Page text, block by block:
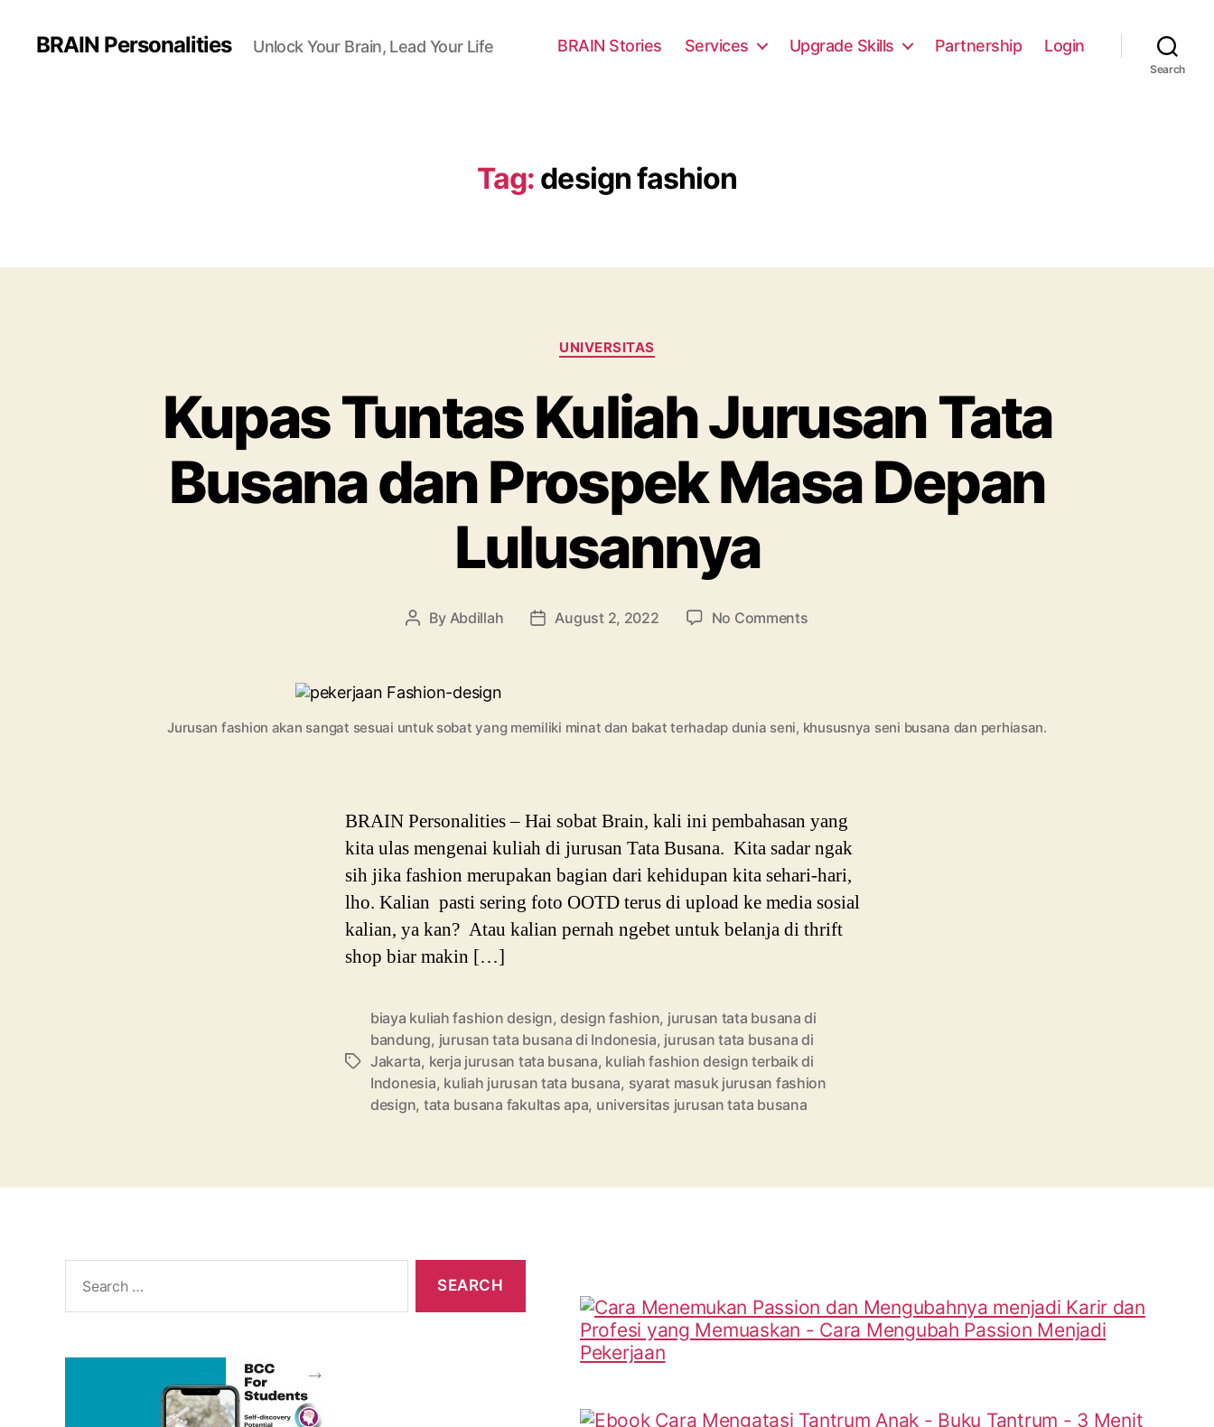
BRAIN Personalities Unlock Your Brain, Lead Your Life BRAIN Stories Services Upgrade Skills Partnership Login
Search
Tag: design fashion
Categories
UNIVERSITAS
Kupas Tuntas Kuliah Jurusan Tata
Busana dan Prospek Masa Depan
Lulusannya
Post
By Abdillah
PostAugust 2, 2022 No Commentson
Tata
Depan
Lulusannya
Jurusan fashion akan sangat sesuai untuk sobat yang memiliki minat dan bakat terhadap dunia seni, khususnya seni busana dan perhiasan.
BRAIN Personalities – Hai sobat Brain, kali ini pembahasan yang
kita ulas mengenai kuliah di jurusan Tata Busana. Kita sadar ngak
sih jika fashion merupakan bagian dari kehidupan kita sehari-hari,
lho. Kalian pasti sering foto OOTD terus di upload ke media sosial
kalian, ya kan? Atau kalian pernah ngebet untuk belanja di thrift
shop biar makin […]
Tags
biaya kuliah fashion design,design fashion, jurusan tata busana di
bandung, jurusan tata busana di Indonesia, jurusan tata busana di
Jakarta, kerja jurusan tata busana, kuliah fashion design terbaik di
Indonesia, kuliah jurusan tata busana, syarat masuk jurusan fashion
design, tata busana fakultas apa, universitas jurusan tata busana
for: